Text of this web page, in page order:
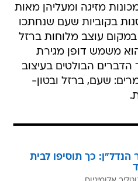
מזיגה ומעליהן מאות
בקוביות שעם שנחתכו
עוצב מלוחות ברזל
משמש דופן מגירת
הדברים הבולטים בעיצוב
שעם, ברזל ובטון-
הנדל"ן: כך תוסיפו לבית